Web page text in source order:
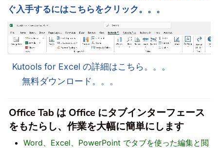
ぐ入手するにはこちらをクリック。。。
Kutools for Excel の詳細はこちら。。。
無料ダウンロード。。。
Office Tab は Office にタブインターフェース
をもたらし、作業を大幅に簡単にします
Word、Excel、PowerPoint でタブを使った編集と閲